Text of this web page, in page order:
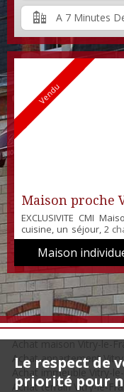
A 7 Minutes
Vendu
Maison proche
EXCLUSIVITE CMI
cuisine, un séjour, 2
Le tout sur un beau
grange.
Maison
Achat maison Vitry-le-
Achat appartement
Achat immeuble Vitry-
Achat terrain Vitry-le-
Le respect de
priorité pour